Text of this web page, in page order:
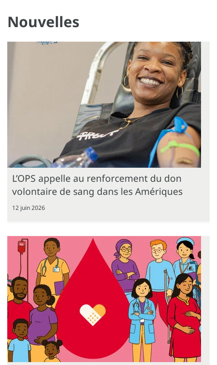
Nouvelles
L’OPS appelle au renforcement du don
volontaire de sang dans les Amériques
12 juin 2026